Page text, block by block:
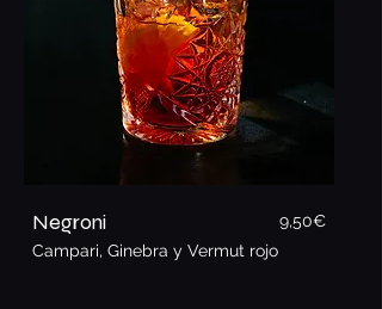
Negroni 9,50€
Campari, Ginebra y Vermut rojo